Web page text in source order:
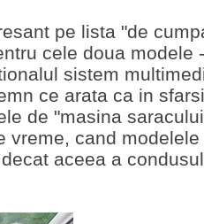
pe lista "de
cele doua modele
sistem
ce arata ca in
de "masina
vreme, cand
aceea a